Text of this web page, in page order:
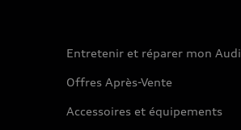
Entretenir et réparer mon Audi
Offres Après-Vente
Accessoires et équipements